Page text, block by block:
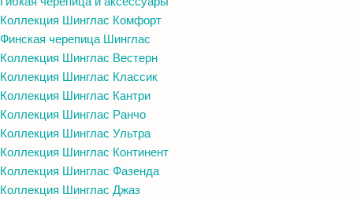
Коллекция Шинглас Комфорт
Финская черепица Шинглас
Коллекция Шинглас Вестерн
Коллекция Шинглас Классик
Коллекция Шинглас Кантри
Коллекция Шинглас Ранчо
Коллекция Шинглас Ультра
Коллекция Шинглас Континент
Коллекция Шинглас Фазенда
Коллекция Шинглас Джаз